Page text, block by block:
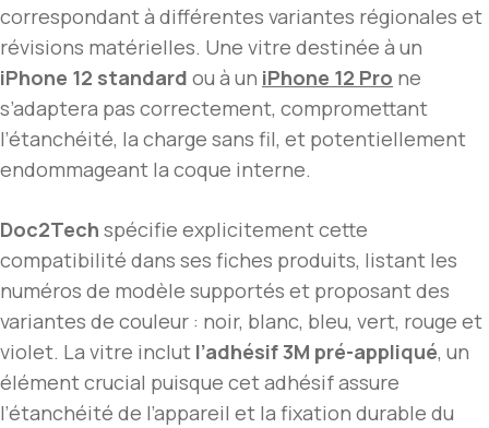
correspondant à différentes variantes régionales et
révisions matérielles. Une vitre destinée à un
iPhone 12 standard ou à un iPhone 12 Pro ne
s’adaptera pas correctement, compromettant
l’étanchéité, la charge sans fil, et potentiellement
endommageant la coque interne.
Doc2Tech spécifie explicitement cette
compatibilité dans ses fiches produits, listant les
numéros de modèle supportés et proposant des
variantes de couleur : noir, blanc, bleu, vert, rouge et
violet. La vitre inclut l’adhésif 3M pré-appliqué, un
élément crucial puisque cet adhésif assure
l’étanchéité de l’appareil et la fixation durable du